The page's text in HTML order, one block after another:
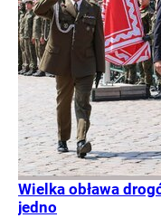
Wielka obława
jedno